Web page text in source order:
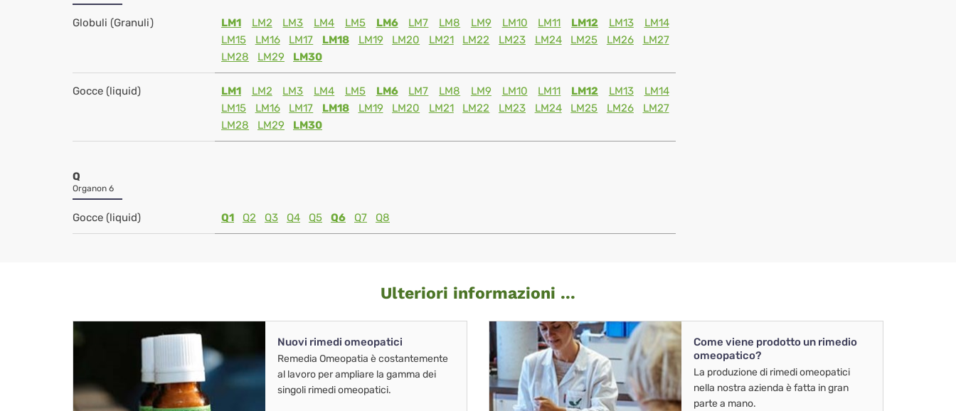
Globuli (Granuli) LM1 LM2 LM3 LM4 LM5 LM6 LM7 LM8 LM9 LM10 LM11 LM12 LM13
LM14
LM15
LM16 LM17 LM18 LM19 LM20 LM21 LM22 LM23 LM24 LM25 LM26
LM27
LM28
LM29 LM30
Gocce (liquid) LM1 LM2 LM3 LM4 LM5 LM6 LM7 LM8 LM9 LM10 LM11 LM12 LM13
LM14
LM15
LM16 LM17 LM18 LM19 LM20 LM21 LM22 LM23 LM24 LM25 LM26
LM27
LM28
LM29 LM30
Q
Organon 6
Gocce (liquid) Q1 Q2 Q3 Q4 Q5 Q6 Q7 Q8
Ulteriori informazioni ...
Nuovi rimedi omeopatici
Remedia Omeopatia è costantemente
al lavoro per ampliare la gamma dei
singoli rimedi omeopatici.
Come viene prodotto un rimedio
omeopatico?
La produzione di rimedi omeopatici
nella nostra azienda è fatta in gran
parte a mano.